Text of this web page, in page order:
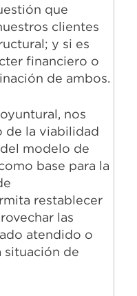
que
clientes
y si es
financiero o
de ambos.
nos
de la viabilidad
modelo de
base para la
restablecer
las
atendido o
situación de